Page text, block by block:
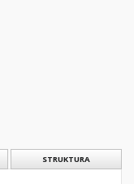
STRUKTURA